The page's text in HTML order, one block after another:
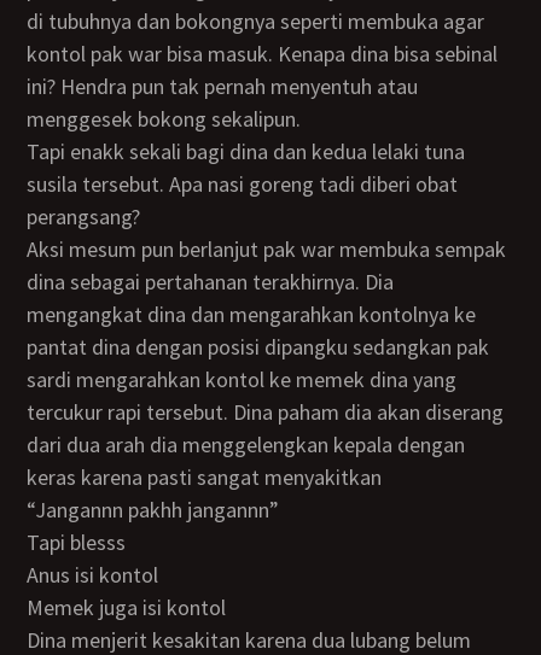
di tubuhnya dan bokongnya seperti membuka agar
kontol pak war bisa masuk. Kenapa dina bisa sebinal
ini? Hendra pun tak pernah menyentuh atau
menggesek bokong sekalipun.
Tapi enakk sekali bagi dina dan kedua lelaki tuna
susila tersebut. Apa nasi goreng tadi diberi obat
perangsang?
Aksi mesum pun berlanjut pak war membuka sempak
dina sebagai pertahanan terakhirnya. Dia
mengangkat dina dan mengarahkan kontolnya ke
pantat dina dengan posisi dipangku sedangkan pak
sardi mengarahkan kontol ke memek dina yang
tercukur rapi tersebut. Dina paham dia akan diserang
dari dua arah dia menggelengkan kepala dengan
keras karena pasti sangat menyakitkan
“Jangannn pakhh jangannn”
Tapi blesss
Anus isi kontol
Memek juga isi kontol
Dina menjerit kesakitan karena dua lubang belum